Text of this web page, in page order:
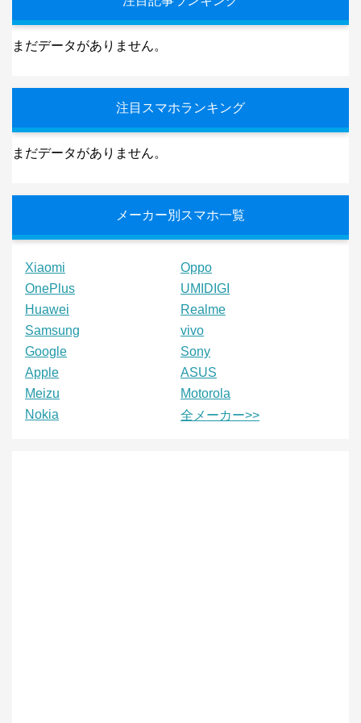
まだデータがありません。
注目スマホランキング
まだデータがありません。
メーカー別スマホ一覧
Xiaomi
Oppo
OnePlus
UMIDIGI
Huawei
Realme
Samsung
vivo
Google
Sony
Apple
ASUS
Meizu
Motorola
Nokia
全メーカー>>